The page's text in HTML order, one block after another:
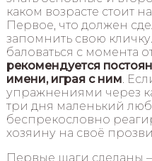
каком возрасте стоит
Первое, что должен
запомнить свою
баловаться с момента
рекомендуется
имени, играя с ним .
упражнениями через
три дня маленький
беспрекословно
хозяину на своё
Первые шаги сделаны